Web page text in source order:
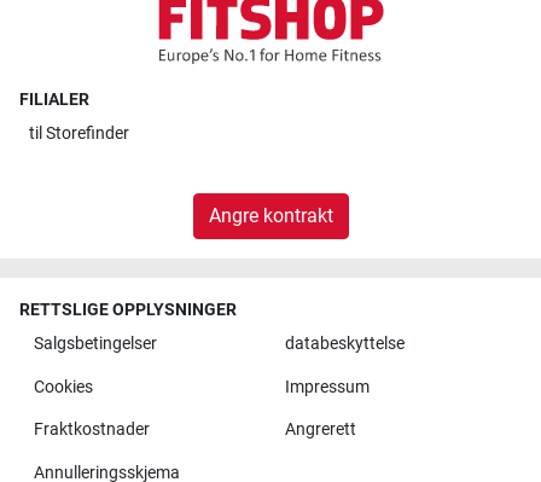
FILIALER
til Storefinder
Angre kontrakt
RETTSLIGE OPPLYSNINGER
Salgsbetingelser
databeskyttelse
Cookies Impressum
Fraktkostnader Angrerett
Annulleringsskjema